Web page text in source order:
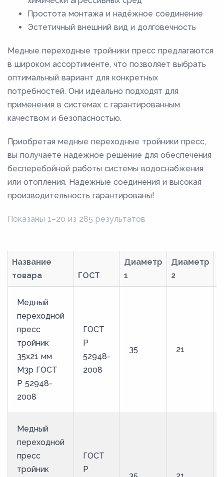
Простота монтажа и надёжное соединение
Эстетичный внешний вид и долговечность
Медные переходные тройники пресс предлагаются
в широком ассортименте, что позволяет выбрать
оптимальный вариант для конкретных
потребностей. Они идеально подходят для
применения в системах с гарантированным
качеством и безопасностью.
Приобретая медные переходные тройники пресс,
вы получаете надежное решение для обеспечения
бесперебойной работы системы водоснабжения
или отопления. Надежные соединения и высокая
производительность гарантированы!
Показаны 1–20 из 285 результатов
Название
товара
ГОСТ
Диаметр
1
Диаметр
2
Медный
переходной
пресс
тройник
35х21 мм
М3р ГОСТ
Р 52948-
2008
ГОСТ
Р
52948-
2008
35 21
Медный
переходной
пресс
тройник
ГОСТ
Р